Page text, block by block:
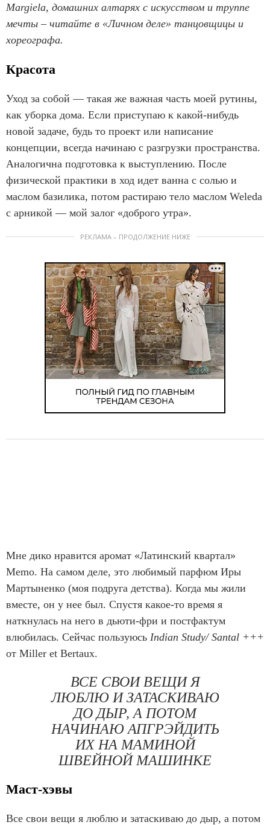
Margiela, домашних алтарях с искусством и труппе
мечты – читайте в «Личном деле» танцовщицы и
хореографа.
Красота
Уход за собой — такая же важная часть моей рутины,
как уборка дома. Если приступаю к какой-нибудь
новой задаче, будь то проект или написание
концепции, всегда начинаю с разгрузки пространства.
Аналогична подготовка к выступлению. После
физической практики в ход идет ванна с солью и
маслом базилика, потом растираю тело маслом Weleda
с арникой — мой залог «доброго утра».
РЕКЛАМА – ПРОДОЛЖЕНИЕ НИЖЕ
Мне дико нравится аромат «Латинский квартал»
Memo. На самом деле, это любимый парфюм Иры
Мартыненко (моя подруга детства). Когда мы жили
вместе, он у нее был. Спустя какое-то время я
наткнулась на него в дьюти-фри и постфактум
влюбилась. Сейчас пользуюсь Indian Study/ Santal +++
от Miller et Bertaux.
ВСЕ СВОИ ВЕЩИ Я
ЛЮБЛЮ И ЗАТАСКИВАЮ
ДО ДЫР, А ПОТОМ
НАЧИНАЮ АПГРЭЙДИТЬ
ИХ НА МАМИНОЙ
ШВЕЙНОЙ МАШИНКЕ
Маст-хэвы
Все свои вещи я люблю и затаскиваю до дыр, а потом